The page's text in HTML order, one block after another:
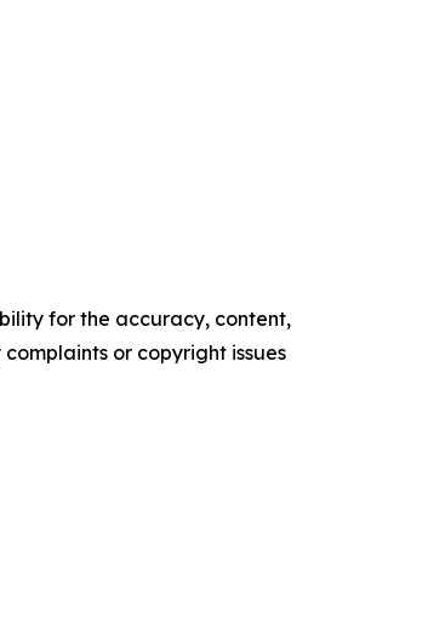
for the accuracy, content,
or copyright issues